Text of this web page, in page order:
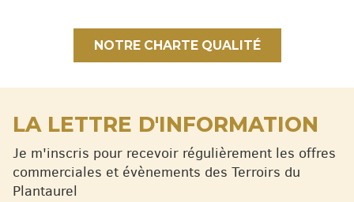
NOTRE CHARTE QUALITÉ
LA LETTRE D'INFORMATION
Je m'inscris pour recevoir régulièrement les offres
commerciales et évènements des Terroirs du
Plantaurel